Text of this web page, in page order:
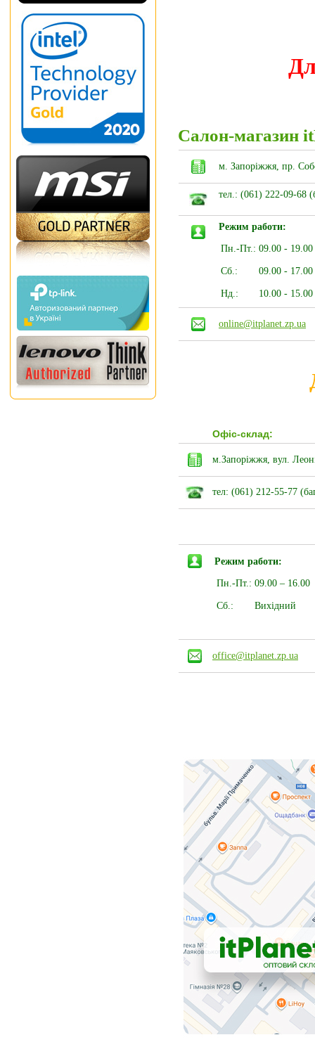
Салон-магазин
м. Запоріжжя, пр.
тел.: (061) 222-09-68
Режим работи:
Пн.-Пт.: 09.00 - 19.00
Сб.: 09.00 - 17.00
Нд.: 10.00 - 15.00
online@itplanet.zp.ua
Офіс-склад:
м.Запоріжжя, вул.
тел: (061) 212-55-77
Режим работи:
Пн.-Пт.: 09.00 – 16.00
Сб.: Вихідний
office@itplanet.zp.ua